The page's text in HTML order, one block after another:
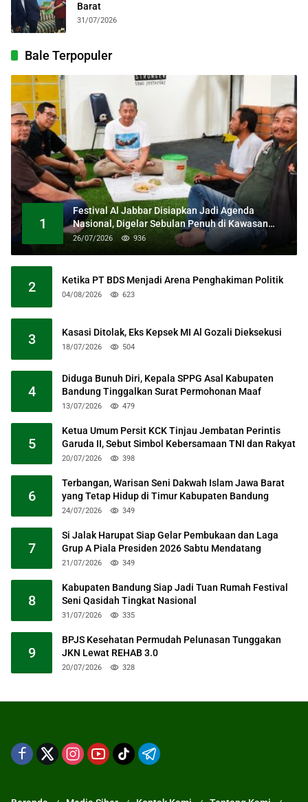
Barat
31/07/2026
Bale Terpopuler
1
Festival Al Jabbar Disiapkan Jadi Agenda
Nasional, Digelar Sebulan Penuh di Kawasan
Masjid Raya Al Jabbar
26/07/2026 936
2 Ketika PT BDS Menjadi Arena Penghakiman Politik
04/08/2026 623
3 Kasasi Ditolak, Eks Kepsek MI Al Gozali Dieksekusi
18/07/2026 504
4
Diduga Bunuh Diri, Kepala SPPG Asal Kabupaten
Bandung Tinggalkan Surat Permohonan Maaf
13/07/2026 479
5
Ketua Umum Persit KCK Tinjau Jembatan Perintis
Garuda II, Sebut Simbol Kebersamaan TNI dan Rakyat
20/07/2026 398
6
Terbangan, Warisan Seni Dakwah Islam Jawa Barat
yang Tetap Hidup di Timur Kabupaten Bandung
24/07/2026 349
7
Si Jalak Harupat Siap Gelar Pembukaan dan Laga
Grup A Piala Presiden 2026 Sabtu Mendatang
21/07/2026 349
8
Kabupaten Bandung Siap Jadi Tuan Rumah Festival
Seni Qasidah Tingkat Nasional
31/07/2026 335
9
BPJS Kesehatan Permudah Pelunasan Tunggakan
JKN Lewat REHAB 3.0
20/07/2026 328